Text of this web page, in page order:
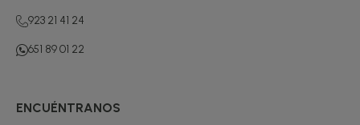
923 21 41 24
651 89 01 22
ENCUÉNTRANOS